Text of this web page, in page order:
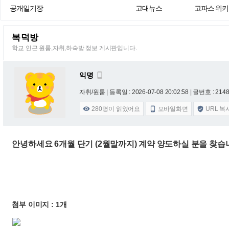
공개일기장 고대뉴스
고파스 위키
복덕방
학교 인근 원룸,자취,하숙방 정보 게시판입니다.
익명 
자취/원룸 | 등록일 : 2026-07-08 20:02:58 | 글번호 :
 280명이 읽었어요  모바일화면  URL 복
안녕하세요 6개월 단기 (2월말까지) 계약 양도하실 분을 찾습
첨부 이미지 : 1개